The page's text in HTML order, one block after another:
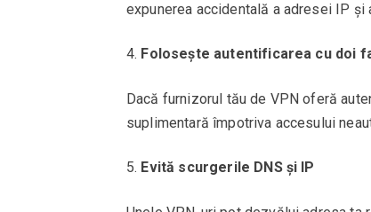
expunerea accidentală a adresei IP și
Folosește autentificarea cu doi
Dacă furnizorul tău de VPN oferă
suplimentară împotriva accesului
Evită scurgerile DNS și IP